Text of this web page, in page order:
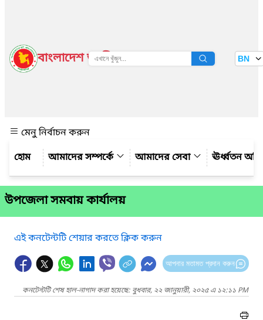
বাংলাদেশ জাতীয় তথ্য বাতায়ন BN
মেনু নির্বাচন করুন
আমাদের সম্পর্কে
আমাদের সেবা ঊর্ধ্বতন
উপজেলা সমবায় কার্যালয়
এই কনটেন্টটি শেয়ার করতে ক্লিক করুন
আপনার মতামত প্রদান করুন
কনটেন্টটি শেষ হাল-নাগাদ করা হয়েছে: বুধবার, ২২ জানুয়ারী, ২০২৫ এ ১২:১১ PM